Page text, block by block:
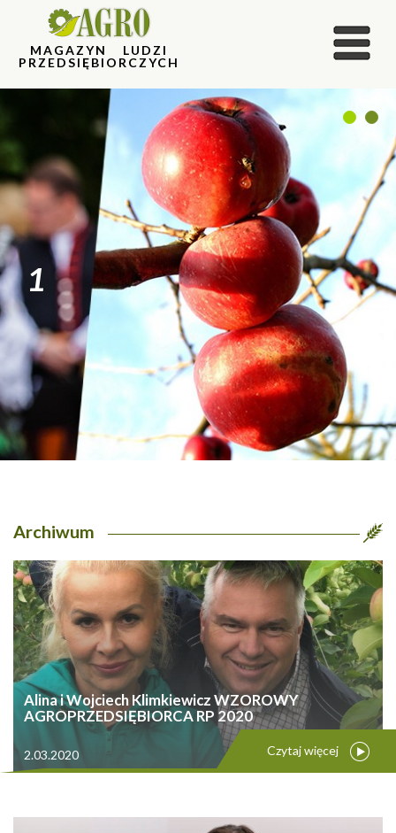
MAGAZYN LUDZI
PRZEDSIĘBIORCZYCH
1
2
1 2
Archiwum
Alina i Wojciech Klimkiewicz WZOROWY
AGROPRZEDSIĘBIORCA RP 2020
2.03.2020 Czytaj więcej